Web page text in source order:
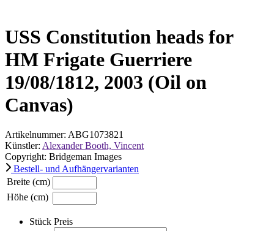
USS Constitution heads for
HM Frigate Guerriere
19/08/1812, 2003 (Oil on
Canvas)
Artikelnummer: ABG1073821
Künstler: Alexander Booth, Vincent
Copyright: Bridgeman Images
Bestell- und Aufhängervarianten
Breite (cm)
Höhe (cm)
Stück Preis